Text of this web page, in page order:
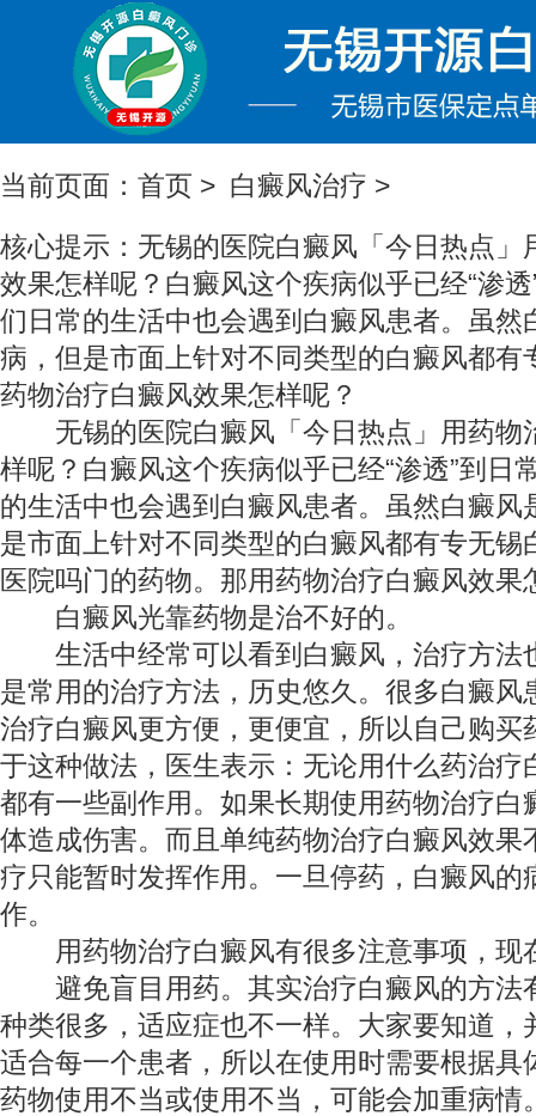
当前页面： 首页 > 白癜风治疗 >
核心提示：无锡的医院白癜风「今日热点」
效果怎样呢？白癜风这个疾病似乎已经“渗
们日常的生活中也会遇到白癜风患者。虽然
病，但是市面上针对不同类型的白癜风都有
药物治疗白癜风效果怎样呢？
无锡的医院白癜风「今日热点」用药物
样呢？白癜风这个疾病似乎已经“渗透”到日
的生活中也会遇到白癜风患者。虽然白癜风
是市面上针对不同类型的白癜风都有专无锡
医院吗门的药物。那用药物治疗白癜风效果
白癜风光靠药物是治不好的。
生活中经常可以看到白癜风，治疗方法
是常用的治疗方法，历史悠久。很多白癜风
治疗白癜风更方便，更便宜，所以自己购买
于这种做法，医生表示：无论用什么药治疗
都有一些副作用。如果长期使用药物治疗白
体造成伤害。而且单纯药物治疗白癜风效果
疗只能暂时发挥作用。一旦停药，白癜风的
作。
用药物治疗白癜风有很多注意事项，现
避免盲目用药。其实治疗白癜风的方法
种类很多，适应症也不一样。大家要知道，
适合每一个患者，所以在使用时需要根据具
药物使用不当或使用不当，可能会加重病情